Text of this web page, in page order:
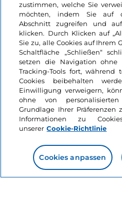
DieBubbleist aus
gefertigt und bietet Platz für
für ein immersives
zu lernen, wie man einen
sich als Imker zu probieren
Tänzen und sensorischen
Kaninchen
,Entenund
Kunststädte
Messina
Sizilien,
zustimmen, welche Sie
möchten, indem Sie auf
Abschnitt zugreifen und auf
klicken. Durch Klicken auf
Sie zu, alle Cookies auf Ihrem
Schaltfläche „Schließen“
setzen die Navigation ohne
Tracking-Tools fort, während
Cookies beibehalten
Einwilligung verweigern,
ohne von
Grundlage Ihrer Präferenzen
Informationen zu
unserer Cookie-Richtlinie
Cookies anpassen